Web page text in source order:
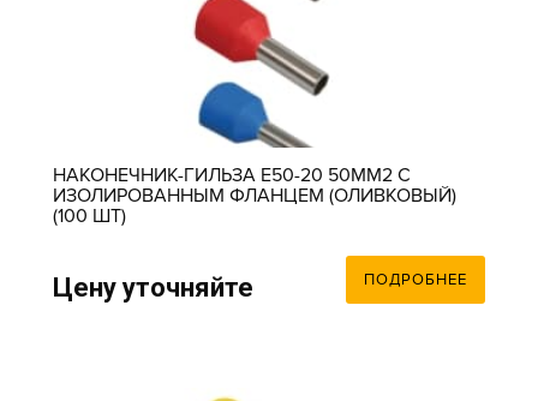
НАКОНЕЧНИК-ГИЛЬЗА Е50-20 50ММ2 С
ИЗОЛИРОВАННЫМ ФЛАНЦЕМ (ОЛИВКОВЫЙ)
(100 ШТ)
Цену уточняйте ПОДРОБНЕЕ